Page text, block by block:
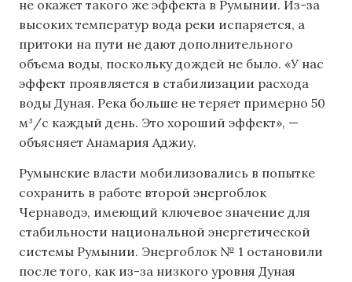
не окажет такого же эффекта в Румынии. Из-за
высоких температур вода реки испаряется, а
притоки на пути не дают дополнительного
объема воды, поскольку дождей не было. «У нас
эффект проявляется в стабилизации расхода
воды Дуная. Река больше не теряет примерно 50
м³/с каждый день. Это хороший эффект», —
объясняет Анамария Аджиу.
Румынские власти мобилизовались в попытке
сохранить в работе второй энергоблок
Чернаводэ, имеющий ключевое значение для
стабильности национальной энергетической
системы Румынии. Энергоблок № 1 остановили
после того, как из-за низкого уровня Дуная